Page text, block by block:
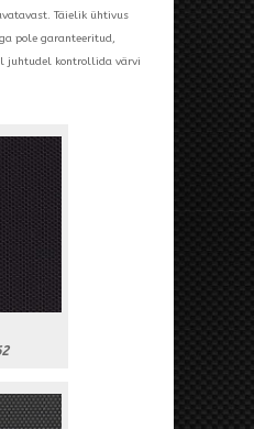
Täielik ühtivus
pole garanteeritud,
juhtudel kontrollida värvi